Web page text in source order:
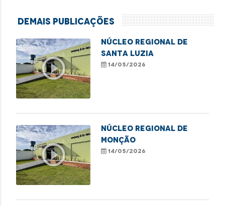
Demais Publicações
play_circle_outline
NÚCLEO REGIONAL DE
SANTA LUZIA
14/05/2026
play_circle_outline
NÚCLEO REGIONAL DE
MONÇÃO
14/05/2026